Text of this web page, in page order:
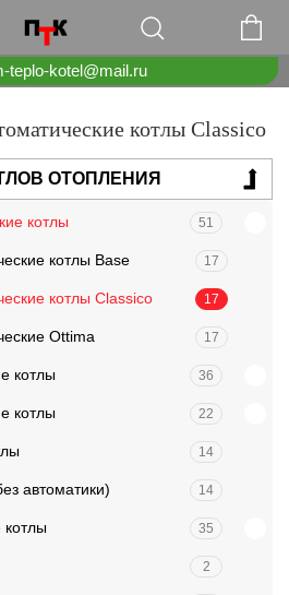
teplo-kotel@mail.ru
котлы Classico
ОТОПЛЕНИЯ
котлы 51
котлы Base 17
котлы Classico 17
Ottima 17
котлы 36
котлы 22
14
автоматики) 14
35
2